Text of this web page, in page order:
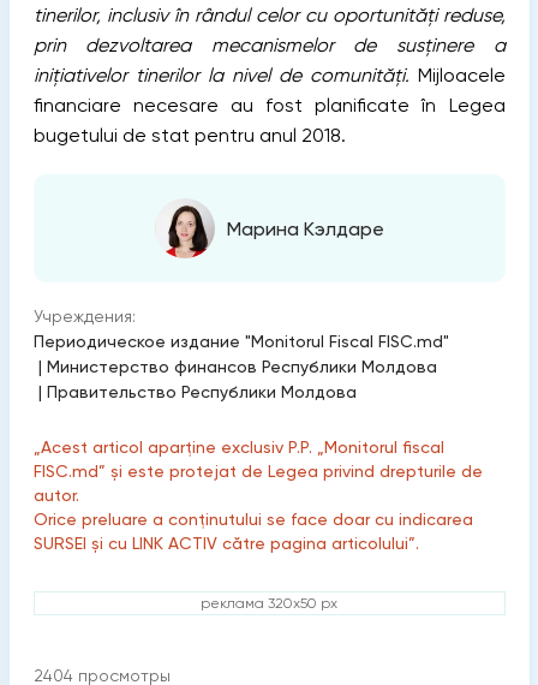
tinerilor, inclusiv în rândul celor cu oportunități reduse,
prin dezvoltarea mecanismelor de susținere a
inițiativelor tinerilor la nivel de comunități. Mijloacele
financiare necesare au fost planificate în Legea
bugetului de stat pentru anul 2018.
Марина Кэлдаре
Учреждения:
Периодическое издание "Monitorul Fiscal FISC.md"
| Министерство финансов Республики Молдова
| Правительство Республики Молдова
„Acest articol aparține exclusiv P.P. „Monitorul fiscal
FISC.md” și este protejat de Legea privind drepturile de
autor.
Orice preluare a conținutului se face doar cu indicarea
SURSEI și cu LINK ACTIV către pagina articolului”.
реклама 320x50 px
2404 просмотры